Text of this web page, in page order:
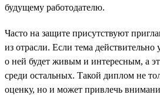
будущему работодателю.
Часто на защите присутствуют
из отрасли. Если тема действительно
о ней будет живым и интересным, а
среди остальных. Такой диплом не
оценку, но и может привлечь